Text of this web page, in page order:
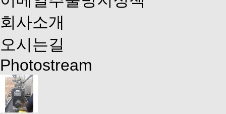
회사소개
오시는길
Photostream